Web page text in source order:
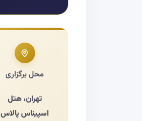
محل برگزاری
تهران، هتل
اسپیناس پالاس